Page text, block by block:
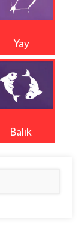
Yay
Balık